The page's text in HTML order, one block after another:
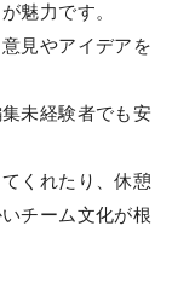
魅力です。
見やアイデアを
未経験者でも安
くれたり、休憩
チーム文化が根